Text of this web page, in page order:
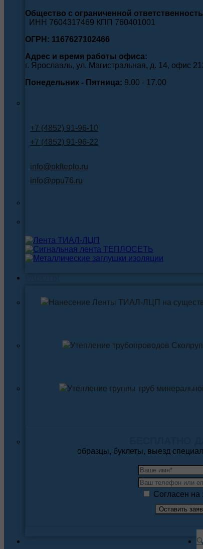
Общество с ограниченной
ИНН 7604317469 КПП 760401001
ОГРН: 1167627102466
Адрес и время работы офиса:
г. Ярославль, ул. Магистральная, д. 14, офис
Понедельник - Пятница: 9.00 - 17.00
+7 (4852) 91-96-10
+7 (4852) 91-96-22
info@pkfteplo.ru
info@ppu76.ru
образцы, буклеты, выезд
Согласен на